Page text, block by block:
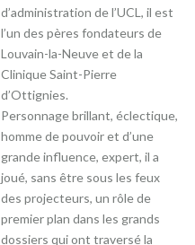
d’administration de l’UCL, il est
l’un des pères fondateurs de
Louvain-la-Neuve et de la
Clinique Saint-Pierre
d’Ottignies.
Personnage brillant, éclectique,
homme de pouvoir et d’une
grande influence, expert, il a
joué, sans être sous les feux
des projecteurs, un rôle de
premier plan dans les grands
dossiers qui ont traversé la